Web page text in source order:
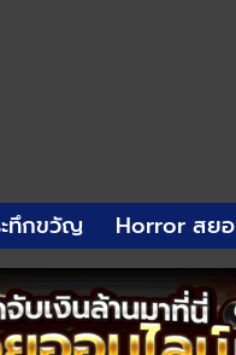
ทึกขวัญ Horror สย